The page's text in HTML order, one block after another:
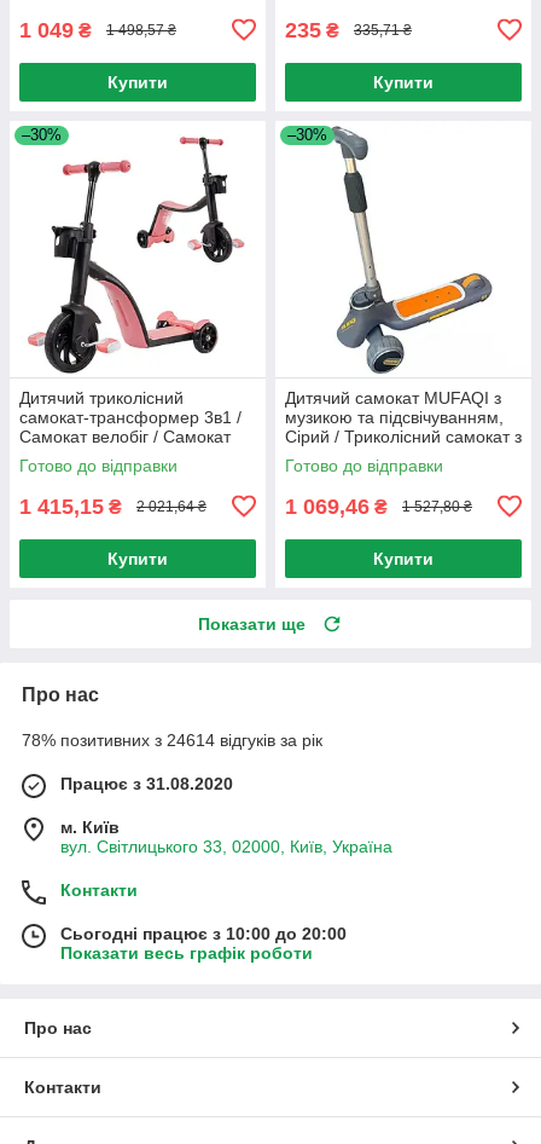
1 049 ₴ 1 498,57 ₴
Купити
235 ₴ 335,71 ₴
Купити
–30%
Дитячий триколісний
самокат-трансформер 3в1 /
Самокат велобіг / Самокат
для дітей / Триколісний
велосипед
Готово до відправки
1 415,15 ₴ 2 021,64 ₴
Купити
–30%
Дитячий самокат MUFAQI з
музикою та підсвічуванням,
Сірий / Триколісний самокат з
регульованою ручкою /
Самокат для дітей
Готово до відправки
1 069,46 ₴ 1 527,80 ₴
Купити
Показати ще
Про нас
78% позитивних з 24614 відгуків за рік
Працює з 31.08.2020
м. Київ
вул. Світлицького 33, 02000, Київ, Україна
Контакти
Сьогодні працює з 10:00 до 20:00
Показати весь графік роботи
Про нас
Контакти